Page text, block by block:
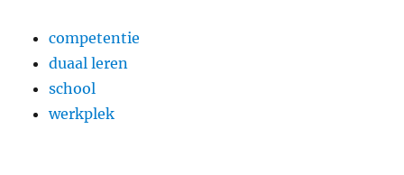
competentie
duaal leren
school
werkplek